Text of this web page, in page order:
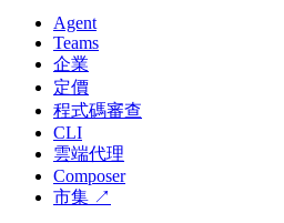
Agent
Teams
企業
定價
程式碼審查
CLI
雲端代理
Composer
市集 ↗